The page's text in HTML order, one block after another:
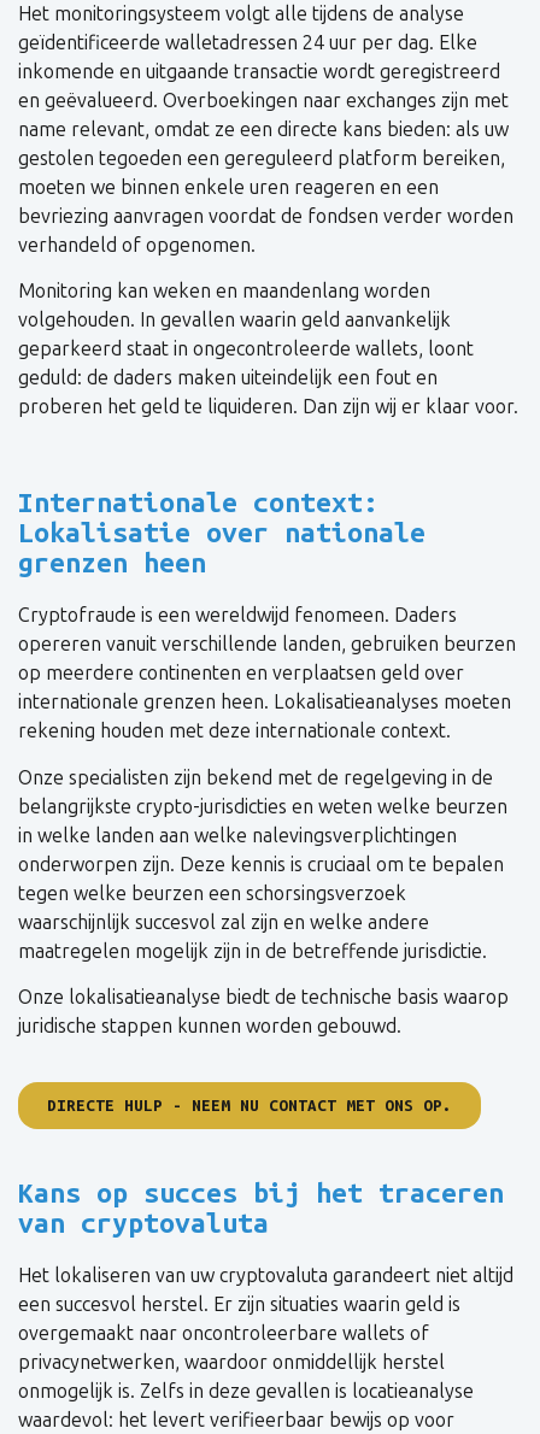
Het monitoringsysteem volgt alle tijdens de analyse
geïdentificeerde walletadressen 24 uur per dag. Elke
inkomende en uitgaande transactie wordt geregistreerd
en geëvalueerd. Overboekingen naar exchanges zijn met
name relevant, omdat ze een directe kans bieden: als uw
gestolen tegoeden een gereguleerd platform bereiken,
moeten we binnen enkele uren reageren en een
bevriezing aanvragen voordat de fondsen verder worden
verhandeld of opgenomen.
Monitoring kan weken en maandenlang worden
volgehouden. In gevallen waarin geld aanvankelijk
geparkeerd staat in ongecontroleerde wallets, loont
geduld: de daders maken uiteindelijk een fout en
proberen het geld te liquideren. Dan zijn wij er klaar voor.
Internationale context:
Lokalisatie over nationale
grenzen heen
Cryptofraude is een wereldwijd fenomeen. Daders
opereren vanuit verschillende landen, gebruiken beurzen
op meerdere continenten en verplaatsen geld over
internationale grenzen heen. Lokalisatieanalyses moeten
rekening houden met deze internationale context.
Onze specialisten zijn bekend met de regelgeving in de
belangrijkste crypto-jurisdicties en weten welke beurzen
in welke landen aan welke nalevingsverplichtingen
onderworpen zijn. Deze kennis is cruciaal om te bepalen
tegen welke beurzen een schorsingsverzoek
waarschijnlijk succesvol zal zijn en welke andere
maatregelen mogelijk zijn in de betreffende jurisdictie.
Onze lokalisatieanalyse biedt de technische basis waarop
juridische stappen kunnen worden gebouwd.
DIRECTE HULP - NEEM NU CONTACT MET ONS OP.
Kans op succes bij het traceren
van cryptovaluta
Het lokaliseren van uw cryptovaluta garandeert niet altijd
een succesvol herstel. Er zijn situaties waarin geld is
overgemaakt naar oncontroleerbare wallets of
privacynetwerken, waardoor onmiddellijk herstel
onmogelijk is. Zelfs in deze gevallen is locatieanalyse
waardevol: het levert verifieerbaar bewijs op voor